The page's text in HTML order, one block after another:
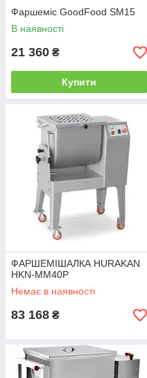
Фаршеміс GoodFood SM15
В наявності
21 360 ₴
Купити
ФАРШЕМІШАЛКА HURAKAN
HKN-MM40P
Немає в наявності
83 168 ₴